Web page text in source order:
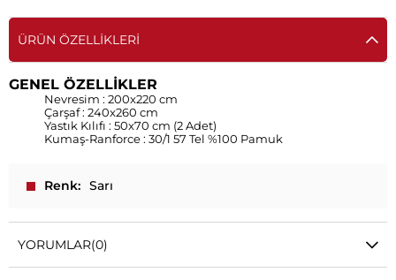
ÜRÜN ÖZELLIKLERI
GENEL ÖZELLİKLER
Nevresim : 200x220 cm
Çarşaf : 240x260 cm
Yastık Kılıfı : 50x70 cm (2 Adet)
Kumaş-Ranforce : 30/1 57 Tel %100 Pamuk
Renk Sarı
YORUMLAR(0)